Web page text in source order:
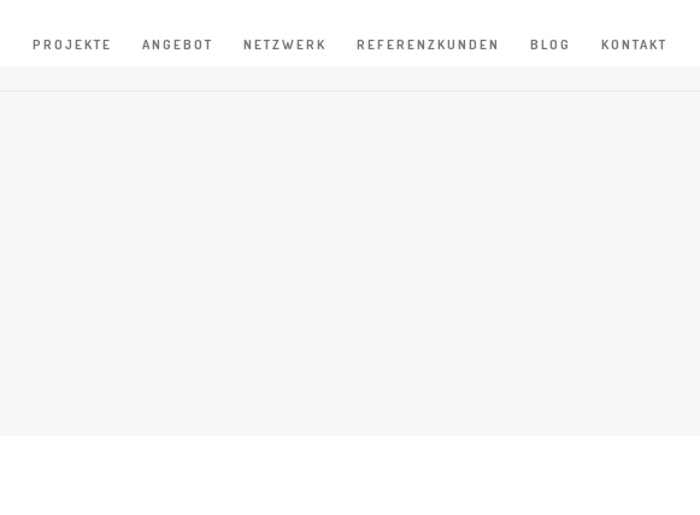
PROJEKTE ANGEBOT NETZWERK REFERENZKUNDEN BLOG KONTAKT